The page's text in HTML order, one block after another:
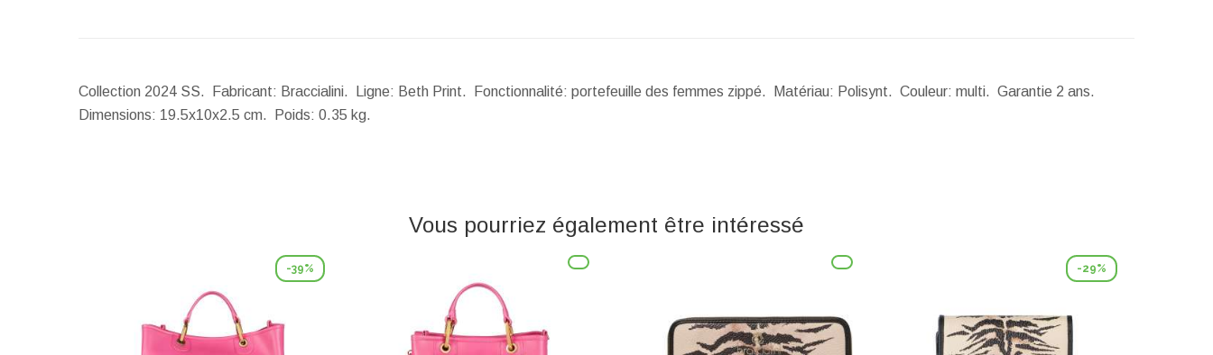
Collection 2024 SS. Fabricant: Braccialini. Ligne: Beth Print. Fonctionnalité: portefeuille des femmes zippé. Matériau: Polisynt. Couleur: multi. Garantie 2 ans.
Dimensions: 19.5x10x2.5 cm. Poids: 0.35 kg.
Vous pourriez également être intéressé
-39% -29%